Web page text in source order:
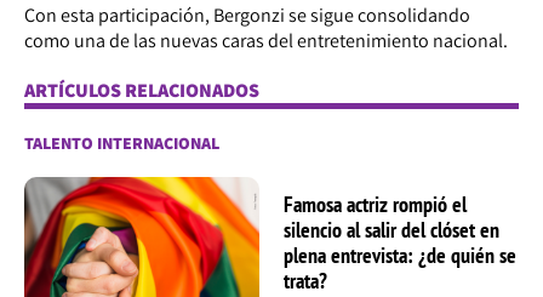
Con esta participación, Bergonzi se sigue consolidando
como una de las nuevas caras del entretenimiento nacional.
ARTÍCULOS RELACIONADOS
TALENTO INTERNACIONAL
Famosa actriz rompió el
silencio al salir del clóset en
plena entrevista: ¿de quién se
trata?